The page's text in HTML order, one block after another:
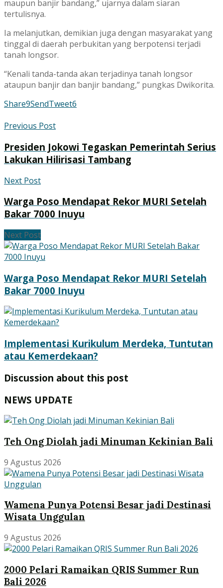
maupun banjir bandang,” ujarnya dalam siaran
tertulisnya.
Ia melanjutkan, demikian juga dengan masyarakat yang
tinggal di daerah perbukitan yang berpotensi terjadi
tanah longsor.
“Kenali tanda-tanda akan terjadinya tanah longsor
ataupun banjir dan banjir bandang,” pungkas Dwikorita.
Share9SendTweet6
Previous Post
Presiden Jokowi Tegaskan Pemerintah Serius
Lakukan Hilirisasi Tambang
Next Post
Warga Poso Mendapat Rekor MURI Setelah
Bakar 7000 Inuyu
Next Post
Warga Poso Mendapat Rekor MURI Setelah
Bakar 7000 Inuyu
Implementasi Kurikulum Merdeka, Tuntutan
atau Kemerdekaan?
Discussion about this post
NEWS UPDATE
Teh Ong Diolah jadi Minuman Kekinian Bali
9 Agustus 2026
Wamena Punya Potensi Besar jadi Destinasi
Wisata Unggulan
9 Agustus 2026
2000 Pelari Ramaikan QRIS Summer Run
Bali 2026